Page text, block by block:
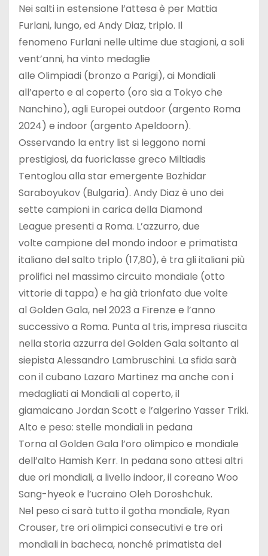
Nei salti in estensione l’attesa è per Mattia
Furlani, lungo, ed Andy Diaz, triplo. Il
fenomeno Furlani nelle ultime due stagioni, a soli
vent’anni, ha vinto medaglie
alle Olimpiadi (bronzo a Parigi), ai Mondiali
all’aperto e al coperto (oro sia a Tokyo che
Nanchino), agli Europei outdoor (argento Roma
2024) e indoor (argento Apeldoorn).
Osservando la entry list si leggono nomi
prestigiosi, da fuoriclasse greco Miltiadis
Tentoglou alla star emergente Bozhidar
Saraboyukov (Bulgaria). Andy Diaz è uno dei
sette campioni in carica della Diamond
League presenti a Roma. L’azzurro, due
volte campione del mondo indoor e primatista
italiano del salto triplo (17,80), è tra gli italiani più
prolifici nel massimo circuito mondiale (otto
vittorie di tappa) e ha già trionfato due volte
al Golden Gala, nel 2023 a Firenze e l’anno
successivo a Roma. Punta al tris, impresa riuscita
nella storia azzurra del Golden Gala soltanto al
siepista Alessandro Lambruschini. La sfida sarà
con il cubano Lazaro Martinez ma anche con i
medagliati ai Mondiali al coperto, il
giamaicano Jordan Scott e l’algerino Yasser Triki.
Alto e peso: stelle mondiali in pedana
Torna al Golden Gala l’oro olimpico e mondiale
dell’alto Hamish Kerr. In pedana sono attesi altri
due ori mondiali, a livello indoor, il coreano Woo
Sang-hyeok e l’ucraino Oleh Doroshchuk.
Nel peso ci sarà tutto il gotha mondiale, Ryan
Crouser, tre ori olimpici consecutivi e tre ori
mondiali in bacheca, nonché primatista del